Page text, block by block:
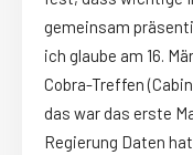
gemeinsam
ich glaube am 16.
Cobra-Treffen
das war das erste
Regierung Daten